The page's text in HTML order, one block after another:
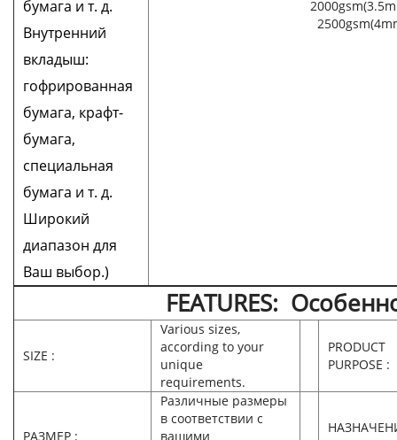
бумага и т. д.
Внутренний
вкладыш:
гофрированная
бумага, крафт-
бумага,
специальная
бумага и т. д.
Широкий
диапазон для
Ваш выбор.)
FEATURES:
SIZE :
Various sizes,
according to your
unique
requirements.
PRODUCT
PURPOSE :
РАЗМЕР :
Различные размеры
в соответствии с
вашими